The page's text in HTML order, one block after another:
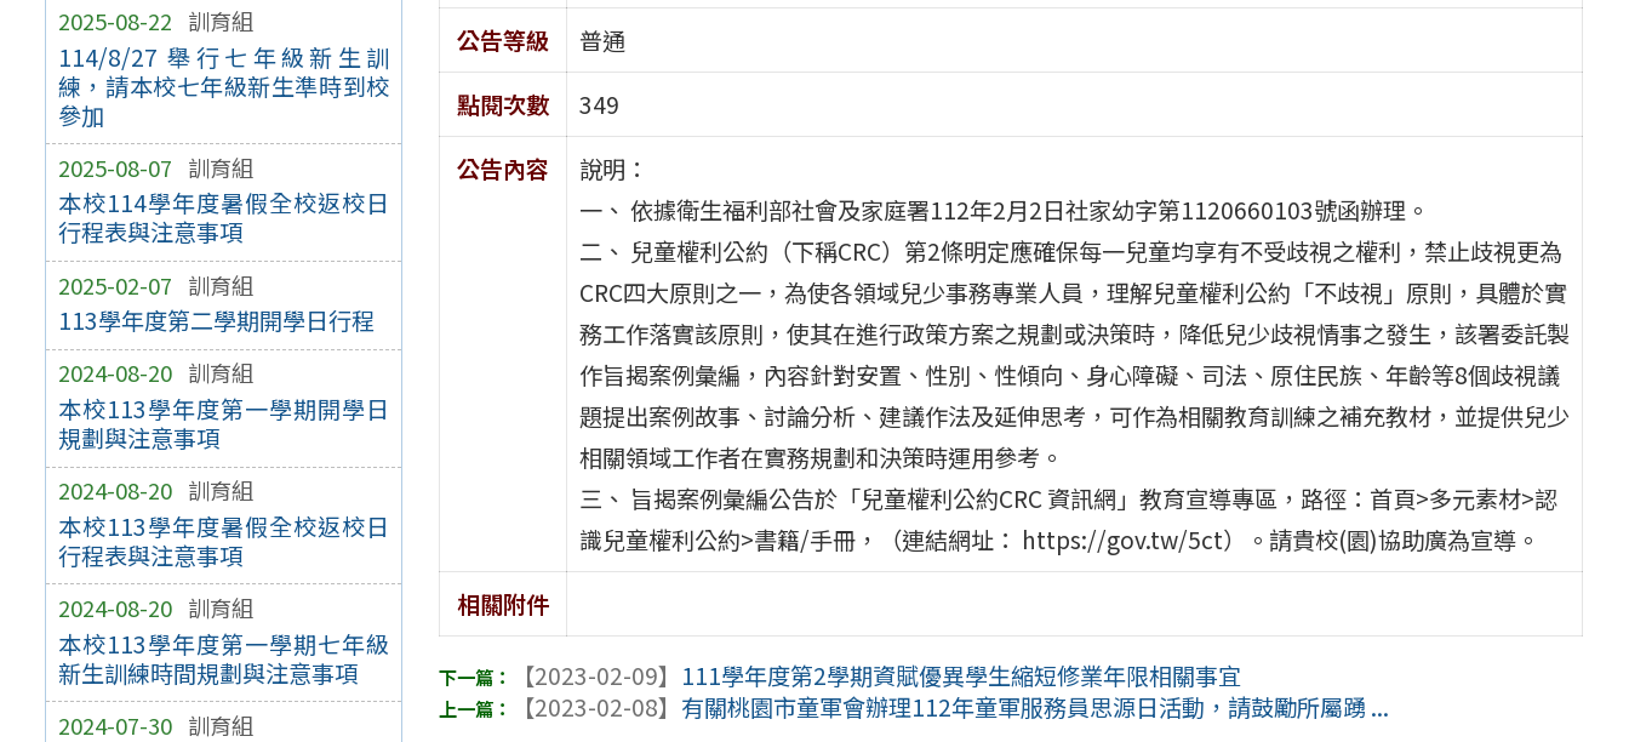
2025-08-22 訓育組
114/8/27 舉行七年級新生訓
練，請本校七年級新生準時到校
參加
2025-08-07 訓育組
本校114學年度暑假全校返校日
行程表與注意事項
2025-02-07 訓育組
113學年度第二學期開學日行程
2024-08-20 訓育組
本校113學年度第一學期開學日
規劃與注意事項
2024-08-20 訓育組
本校113學年度暑假全校返校日
行程表與注意事項
2024-08-20 訓育組
本校113學年度第一學期七年級
新生訓練時間規劃與注意事項
2024-07-30 訓育組
公告等級
普通
點閱次數
349
公告內容
說明：
一、 依據衛生福利部社會及家庭署112年2月2日社家幼字第1120660103號函辦理。
二、 兒童權利公約（下稱CRC）第2條明定應確保每一兒童均享有不受歧視之權利，禁止歧視更為
CRC四大原則之一，為使各領域兒少事務專業人員，理解兒童權利公約「不歧視」原則，具體於實
務工作落實該原則，使其在進行政策方案之規劃或決策時，降低兒少歧視情事之發生，該署委託製
作旨揭案例彙編，內容針對安置、性別、性傾向、身心障礙、司法、原住民族、年齡等8個歧視議
題提出案例故事、討論分析、建議作法及延伸思考，可作為相關教育訓練之補充教材，並提供兒少
相關領域工作者在實務規劃和決策時運用參考。
三、 旨揭案例彙編公告於「兒童權利公約CRC 資訊網」教育宣導專區，路徑：首頁>多元素材>認
識兒童權利公約>書籍/手冊，（連結網址： https://gov.tw/5ct）。請貴校(園)協助廣為宣導。
相關附件
【2023-02-09】 111學年度第2學期資賦優異學生縮短修業年限相關事宜
【2023-02-08】 有關桃園市童軍會辦理112年童軍服務員思源日活動，請鼓勵所屬踴 ...